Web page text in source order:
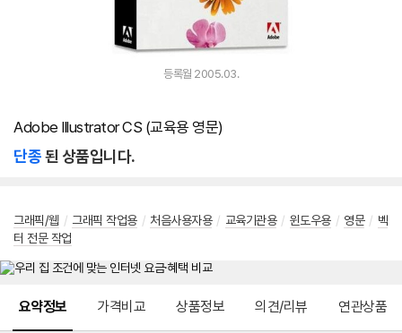
등록월 2005.03.
Adobe Illustrator CS (교육용 영문)
단종된 상품입니다.
그래픽/웹 / 그래픽 작업용 / 처음사용자용 / 교육기관용 / 윈도우용 / 영문 / 벡
터 전문 작업
요약정보 가격비교 상품정보 의견/리뷰 연관상품